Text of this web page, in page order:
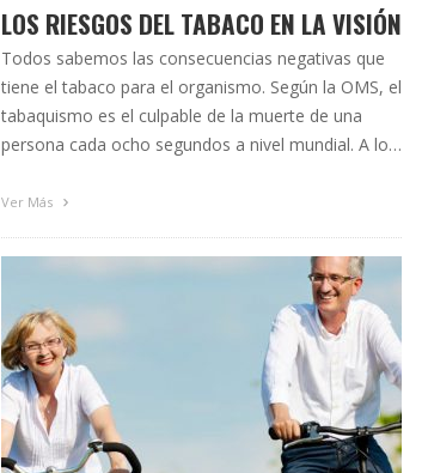
LOS RIESGOS DEL TABACO EN LA VISIÓN
Todos sabemos las consecuencias negativas que
tiene el tabaco para el organismo. Según la OMS, el
tabaquismo es el culpable de la muerte de una
persona cada ocho segundos a nivel mundial. A lo
principales riesgos para la salud asociados a su
daños pulmonares, …
Ver Más